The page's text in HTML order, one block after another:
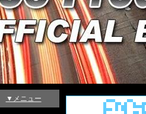
▼メニュー